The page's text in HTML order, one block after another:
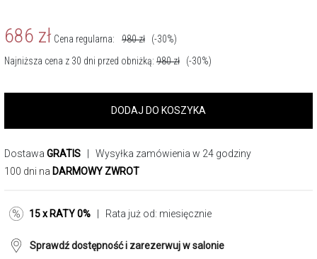
686 zł Cena regularna: 980zł
(-30%)
Najniższa cena z 30 dni przed obniżką: 980zł (-30%)
DODAJ DO KOSZYKA
Dostawa GRATIS | Wysyłka zamówienia w 24 godziny
100 dni na DARMOWY ZWROT
15 x RATY 0% | Rata już od: miesięcznie
Sprawdź dostępność i zarezerwuj w salonie